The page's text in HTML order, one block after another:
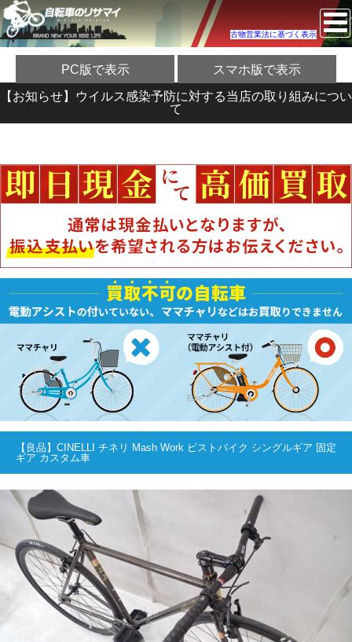
古物営業法に基づく表示
PC版で表示 スマホ版で表示
【お知らせ】ウイルス感染予防に対する当店の取り組みについ
て
【良品】CINELLI チネリ Mash Work ピストバイク シングルギア 固定
ギア カスタム車